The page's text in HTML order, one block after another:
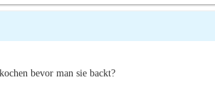
bevor man sie backt?